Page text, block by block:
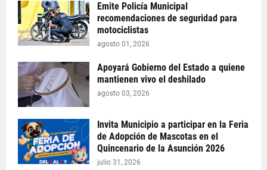
Emite Policía Municipal
recomendaciones de seguridad para
motociclistas
agosto 01, 2026
Apoyará Gobierno del Estado a quiene
mantienen vivo el deshilado
agosto 03, 2026
Invita Municipio a participar en la Feria
de Adopción de Mascotas en el
Quincenario de la Asunción 2026
julio 31, 2026